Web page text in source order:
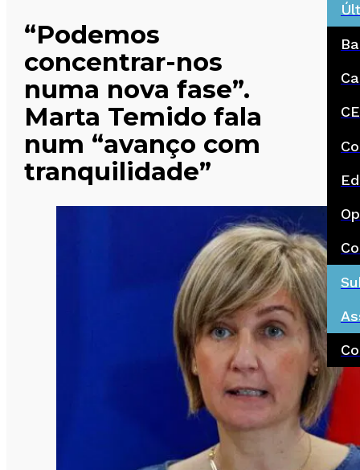
“Podemos
concentrar-nos
numa nova fase”.
Marta Temido fala
num “avanço com
tranquilidade”